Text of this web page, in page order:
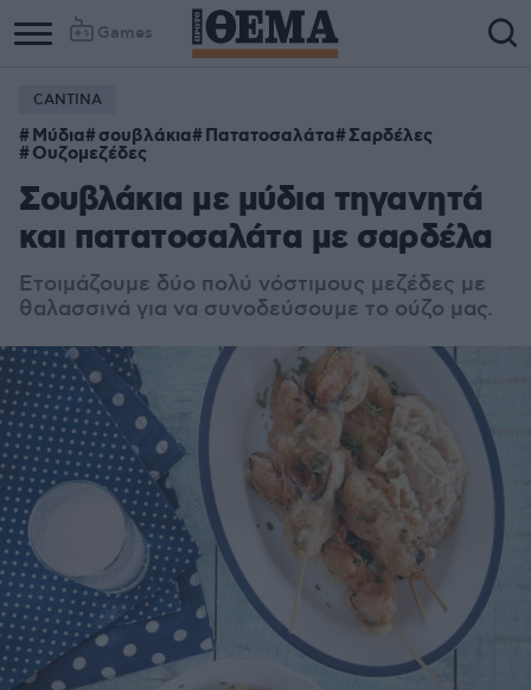
Games
CANTINA
Μύδια σουβλάκια Πατατοσαλάτα Σαρδέλες
Ουζομεζέδες
Σουβλάκια με μύδια τηγανητά
και πατατοσαλάτα με σαρδέλα
Ετοιμάζουμε δύο πολύ νόστιμους μεζέδες με
θαλασσινά για να συνοδεύσουμε το ούζο μας.